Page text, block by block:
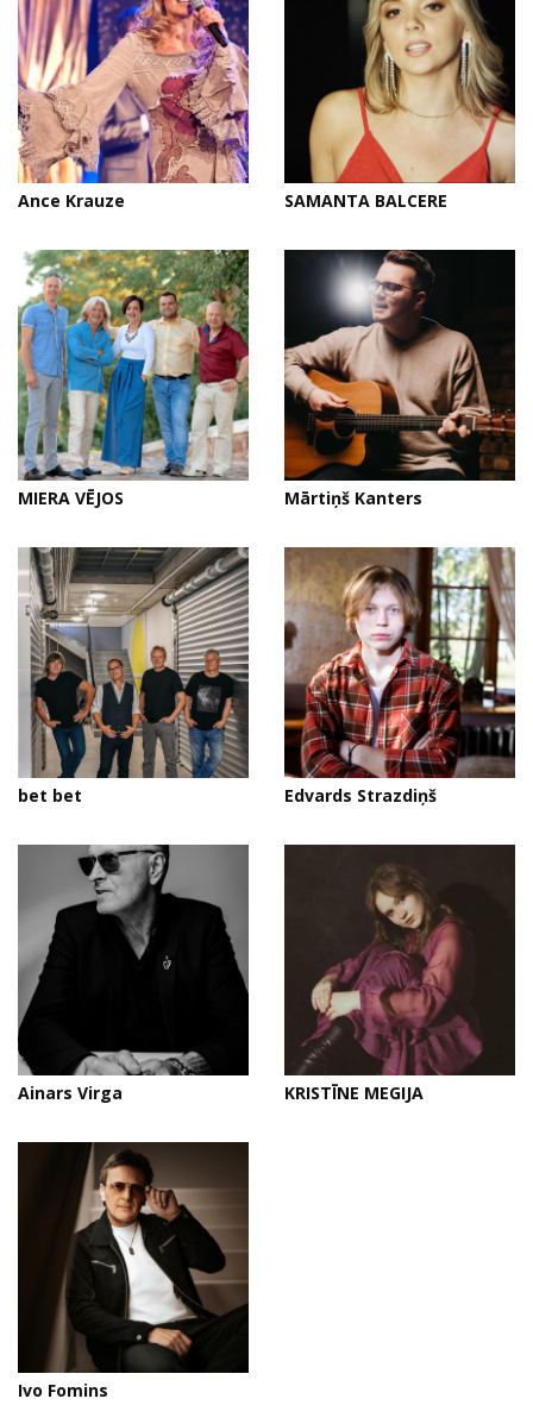
Ance Krauze SAMANTA BALCERE
MIERA VĒJOS Mārtiņš Kanters
bet bet Edvards Strazdiņš
Ainars Virga KRISTĪNE MEGIJA
Ivo Fomins